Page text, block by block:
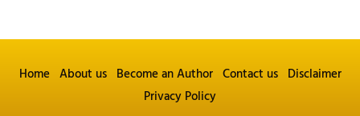
Home About us Become an Author Contact us Disclaimer
Privacy Policy